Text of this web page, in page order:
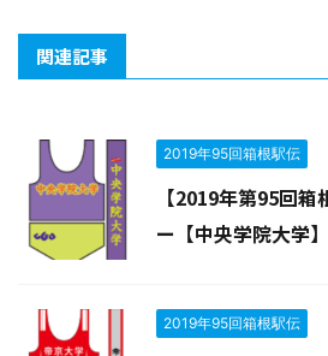
関連記事
2019年95回箱根駅伝
【2019年第95回
ー【中央学院大学】
2019年95回箱根駅伝